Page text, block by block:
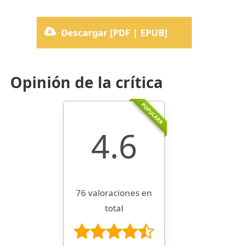
Descargar [PDF | EPUB]
Opinión de la crítica
POPULARR
4.6
76 valoraciones en
total